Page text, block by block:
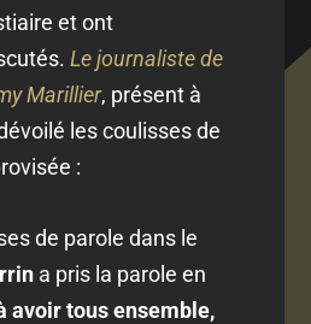
et ont
Le journaliste de
Marillier, présent à
les coulisses de
:
de parole dans le
a pris la parole en
avoir tous ensemble,